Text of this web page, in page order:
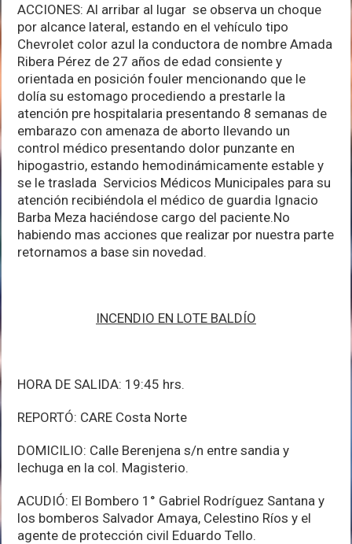
ACCIONES: Al arribar al lugar se observa un choque
por alcance lateral, estando en el vehículo tipo
Chevrolet color azul la conductora de nombre Amada
Ribera Pérez de 27 años de edad consiente y
orientada en posición fouler mencionando que le
dolía su estomago procediendo a prestarle la
atención pre hospitalaria presentando 8 semanas de
embarazo con amenaza de aborto llevando un
control médico presentando dolor punzante en
hipogastrio, estando hemodinámicamente estable y
se le traslada Servicios Médicos Municipales para su
atención recibiéndola el médico de guardia Ignacio
Barba Meza haciéndose cargo del paciente.No
habiendo mas acciones que realizar por nuestra parte
retornamos a base sin novedad.
INCENDIO EN LOTE BALDÍO
HORA DE SALIDA: 19:45 hrs.
REPORTÓ: CARE Costa Norte
DOMICILIO: Calle Berenjena s/n entre sandia y
lechuga en la col. Magisterio.
ACUDIÓ: El Bombero 1° Gabriel Rodríguez Santana y
los bomberos Salvador Amaya, Celestino Ríos y el
agente de protección civil Eduardo Tello.